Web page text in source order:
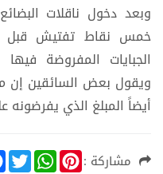
وبعد دخول ناقلات
خمس نقاط تفتيش قبل
الجبايات المفروضة
ويقول بعض السائقين إن
أيضاً المبلغ الذي يفرضونه
مشاركة : F
a
T
w
W
h
P
i